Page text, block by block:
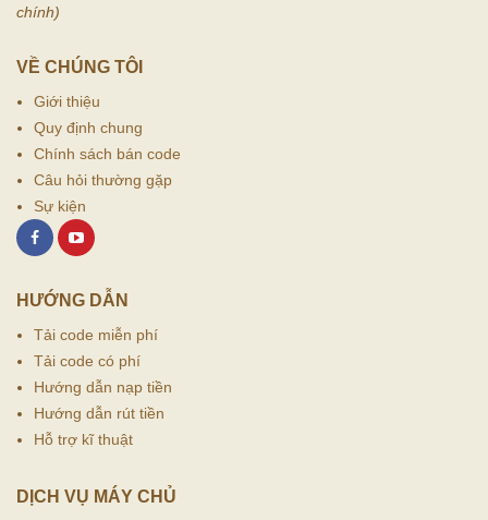
chính)
VỀ CHÚNG TÔI
Giới thiệu
Quy định chung
Chính sách bán code
Câu hỏi thường gặp
Sự kiện
HƯỚNG DẪN
Tải code miễn phí
Tải code có phí
Hướng dẫn nạp tiền
Hướng dẫn rút tiền
Hỗ trợ kĩ thuật
DỊCH VỤ MÁY CHỦ